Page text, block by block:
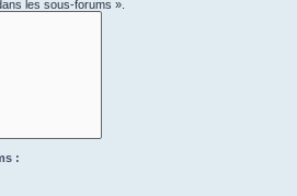
les sous-forums ».
: